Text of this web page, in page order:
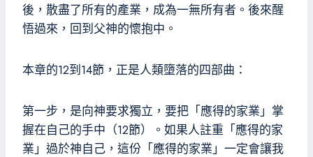
後，散盡了所有的產業，成為一無所有者。後來醒
悟過來，回到父神的懷抱中。
本章的12到14節，正是人類墮落的四部曲：
第一步，是向神要求獨立，要把「應得的家業」掌
握在自己的手中（12節）。如果人註重「應得的家
業」過於神自己，這份「應得的家業」一定會讓我